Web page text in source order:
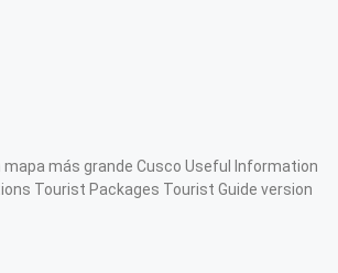
mapa más grande Cusco Useful Information
Tourist Packages Tourist Guide version